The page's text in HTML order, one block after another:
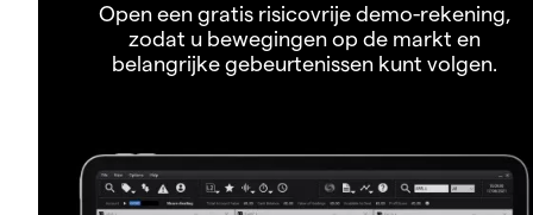
Open een gratis risicovrije demo-rekening,
zodat u bewegingen op de markt en
belangrijke gebeurtenissen kunt volgen.